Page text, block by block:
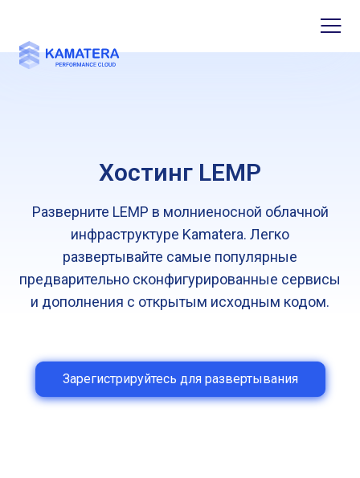
Хостинг LEMP
Разверните LEMP в молниеносной облачной
инфраструктуре Kamatera. Легко
развертывайте самые популярные
предварительно сконфигурированные сервисы
и дополнения с открытым исходным кодом.
Зарегистрируйтесь для развертывания